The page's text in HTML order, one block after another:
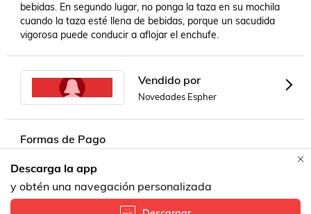
bebidas. En segundo lugar, no ponga la taza en su mochila
cuando la taza esté llena de bebidas, porque un sacudida
vigorosa puede conducir a aflojar el enchufe.
Vendido por
Novedades Espher
Formas de Pago
Descarga la app
y obtén una navegación personalizada